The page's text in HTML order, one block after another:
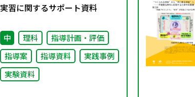
実習に関するサポート資料
中 理科
指導計画・評価
指導案
指導資料
実践事例
実験資料